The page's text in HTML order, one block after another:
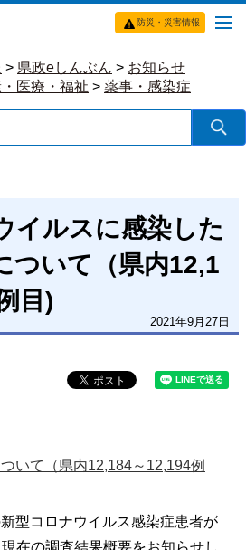
防災・災害情報
> 県政eしんぶん > お知らせ
医療・福祉 > 薬事・感染症
イルスに感染した
ついて（県内12,1
目)
2021年9月27日
いて（県内12,184～12,194例
型コロナウイルス感染症患者が
在の調査結果概要をお知らせし